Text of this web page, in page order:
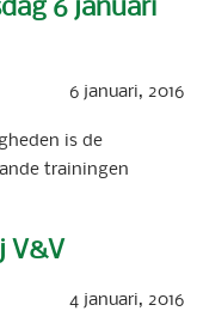
6 januari, 2016
is de
trainingen
V&V
4 januari, 2016